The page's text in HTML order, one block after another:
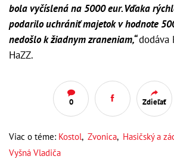
bola vyčíslená na 5000 eur. Vďaka
podarilo uchrániť majetok v hodnote
nedošlo k žiadnym zraneniam,“dodáva
HaZZ.
0 Zdieľať
Viac o téme: Kostol, Zvonica, Hasičský a
Vyšná Vladiča